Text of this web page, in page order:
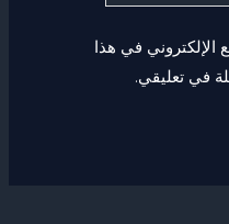
الإلكتروني في هذا
في تعليقي.